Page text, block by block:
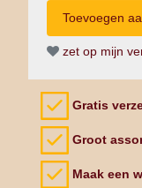
zet op mijn
Gratis
Groot
Maak een